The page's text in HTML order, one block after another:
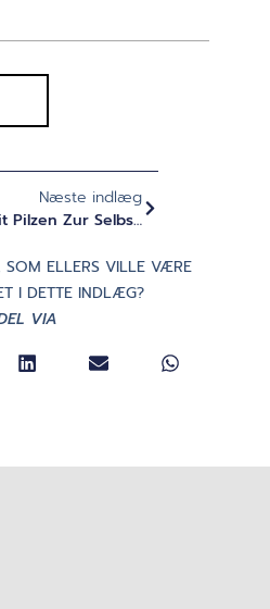
Næste indlæg
Mit Pilzen Zur Selbstfindung - Podcast Med Ralf Baumgarten Über Psychedelika Als Entwicklungsbeschleuniger
SOM ELLERS VILLE VÆRE
I DETTE INDLÆG?
VIA